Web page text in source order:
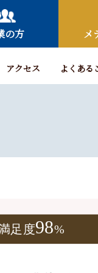
の方 メ
アクセス よくある
足度98%